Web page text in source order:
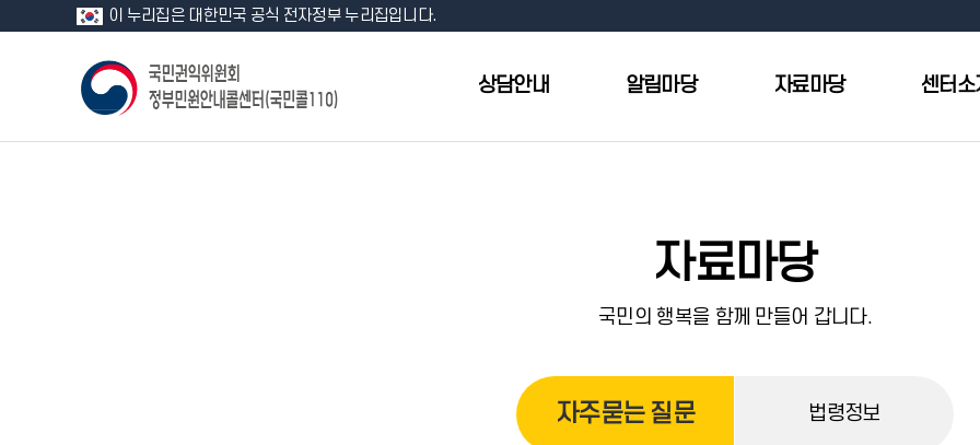
이 누리집은 대한민국 공식 전자정부 누리집입니다.
상담안내 알림마당 자료마당 센터소
자료마당
국민의 행복을 함께 만들어 갑니다.
자주묻는 질문 법령정보